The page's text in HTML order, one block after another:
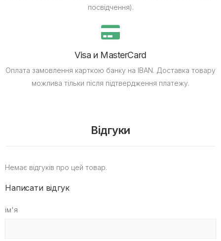
посвідчення).
Visa и MasterCard
Оплата замовлення карткою банку на IBAN. Доставка товару
можлива тільки після підтвердження платежу.
Відгуки
Немає відгуків про цей товар.
Написати відгук
ім'я